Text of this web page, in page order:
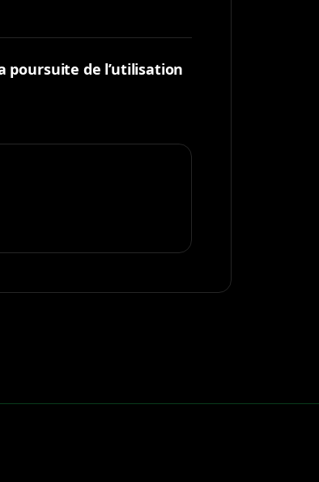
poursuite de l’utilisation